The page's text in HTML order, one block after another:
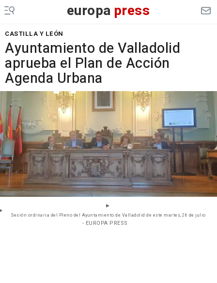
europa press
CASTILLA Y LEÓN
Ayuntamiento de Valladolid
aprueba el Plan de Acción
Agenda Urbana
Sesión ordinaria del Pleno del Ayuntamiento de Valladolid de este martes, 26 de julio
- EUROPA PRESS